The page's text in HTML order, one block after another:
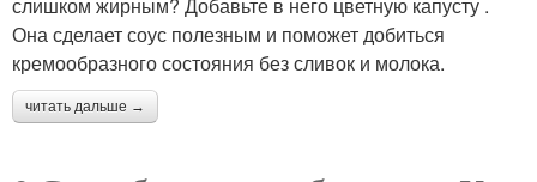
Она сделает соус полезным и поможет добиться
кремообразного состояния без сливок и молока.
читать дальше →